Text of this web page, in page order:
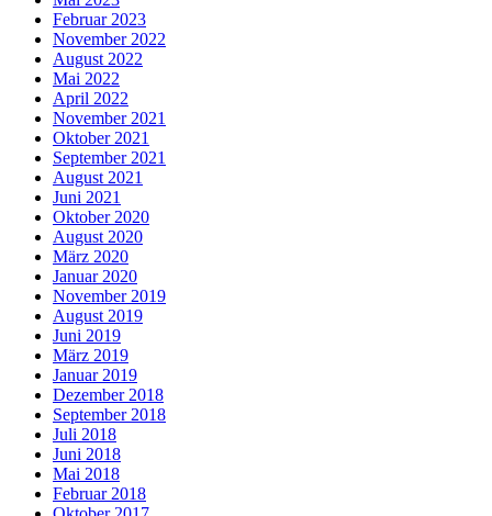
Februar 2023
November 2022
August 2022
Mai 2022
April 2022
November 2021
Oktober 2021
September 2021
August 2021
Juni 2021
Oktober 2020
August 2020
März 2020
Januar 2020
November 2019
August 2019
Juni 2019
März 2019
Januar 2019
Dezember 2018
September 2018
Juli 2018
Juni 2018
Mai 2018
Februar 2018